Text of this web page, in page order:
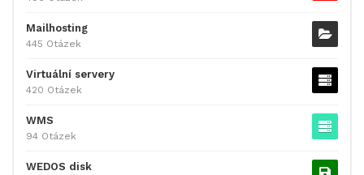
Mailhosting
445 Otázek
Virtuální servery
420 Otázek
WMS
94 Otázek
WEDOS disk